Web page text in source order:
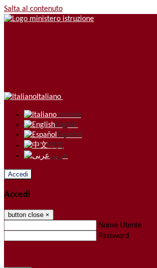
Salta al contenuto
Italiano
Italiano
English
Español
中文
عربى
Accedi
Accedi
button close ×
Nome Utente
Password